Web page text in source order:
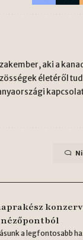
aki a
életéről
nézőpontból
a legfontosabb